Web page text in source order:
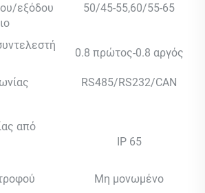
εξόδου
50/45-55,60/55-65
0.8 πρώτος-0.8 αργός
RS485/RS232/CAN
από
IP 65
Μη μονωμένο